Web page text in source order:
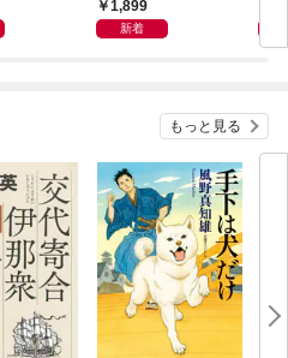
1,899
新着
もっと見る